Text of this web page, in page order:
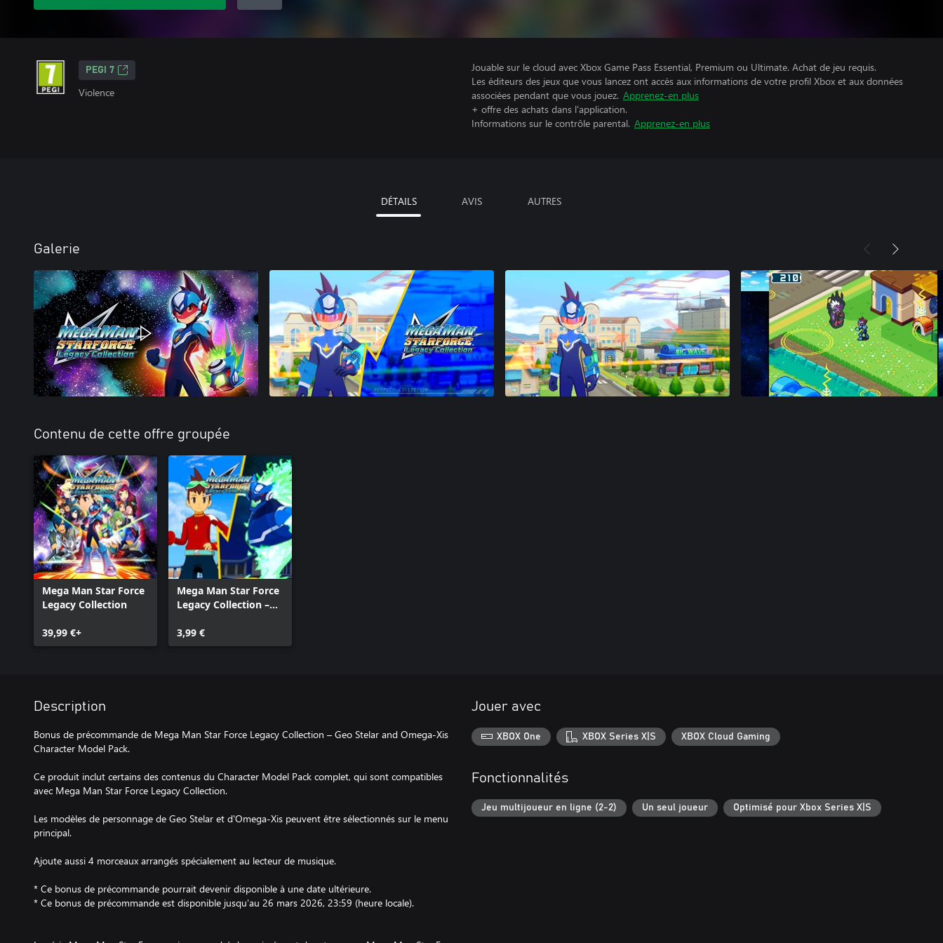
PEGI 7
Violence
Jouable sur le cloud avec Xbox Game Pass Essential, Premium ou Ultimate. Achat de jeu requis.
Les éditeurs des jeux que vous lancez ont accès aux informations de votre profil Xbox et aux données
associées pendant que vous jouez. Apprenez-en plus
+ offre des achats dans l'application.
Informations sur le contrôle parental. Apprenez-en plus
DÉTAILS AVIS AUTRES
Galerie
Contenu de cette offre groupée
Mega Man Star Force
Legacy Collection
39,99 €+
Mega Man Star Force
Legacy Collection –
Omega-Xis Character
Model Pack
3,99 €
Description
Bonus de précommande de Mega Man Star Force Legacy Collection – Geo Stelar and Omega-Xis
Character Model Pack.
Ce produit inclut certains des contenus du Character Model Pack complet, qui sont compatibles
avec Mega Man Star Force Legacy Collection.
Les modèles de personnage de Geo Stelar et d'Omega-Xis peuvent être sélectionnés sur le menu
principal.
Ajoute aussi 4 morceaux arrangés spécialement au lecteur de musique.
* Ce bonus de précommande pourrait devenir disponible à une date ultérieure.
* Ce bonus de précommande est disponible jusqu'au 26 mars 2026, 23:59 (heure locale).
Jouer avec
XBOX One XBOX Series X|S XBOX Cloud Gaming
Fonctionnalités
Jeu multijoueur en ligne (2-2) Un seul joueur Optimisé pour Xbox Series X|S